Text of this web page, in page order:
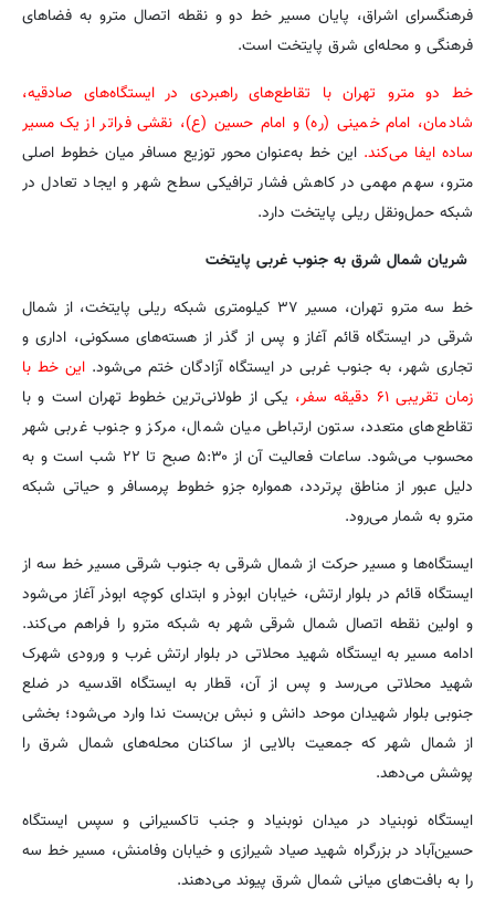
فرهنگسرای اشراق، پایان مسیر خط دو و نقطه اتصال مترو به فضاهای
فرهنگی و محله‌ای شرق پایتخت است.
خط دو مترو تهران با تقاطع‌های راهبردی در ایستگاه‌های صادقیه،
شادمان، امام خمینی (ره) و امام حسین (ع)، نقشی فراتر از یک مسیر
ساده ایفا می‌کند. این خط به‌عنوان محور توزیع مسافر میان خطوط اصلی
مترو، سهم مهمی در کاهش فشار ترافیکی سطح شهر و ایجاد تعادل در
شبکه حمل‌ونقل ریلی پایتخت دارد.
شریان شمال شرق به جنوب غربی پایتخت
خط سه مترو تهران، مسیر ۳۷ کیلومتری شبکه ریلی پایتخت، از شمال
شرقی در ایستگاه قائم آغاز و پس از گذر از هسته‌های مسکونی، اداری و
تجاری شهر، به جنوب غربی در ایستگاه آزادگان ختم می‌شود. این خط با
زمان تقریبی ۶۱ دقیقه سفر،
یکی از طولانی‌ترین خطوط تهران است و با
تقاطع‌های متعدد، ستون ارتباطی میان شمال، مرکز و جنوب غربی شهر
محسوب می‌شود. ساعات فعالیت آن از ۵:۳۰ صبح تا ۲۲ شب است و به
دلیل عبور از مناطق پرتردد، همواره جزو خطوط پرمسافر و حیاتی شبکه
مترو به شمار می‌رود.
ایستگاه‌ها و مسیر حرکت از شمال شرقی به جنوب شرقی مسیر خط سه از
ایستگاه قائم در بلوار ارتش، خیابان ابوذر و ابتدای کوچه ابوذر آغاز می‌شود
و اولین نقطه اتصال شمال شرقی شهر به شبکه مترو را فراهم می‌کند.
ادامه مسیر به ایستگاه شهید محلاتی در بلوار ارتش غرب و ورودی شهرک
شهید محلاتی می‌رسد و پس از آن، قطار به ایستگاه اقدسیه در ضلع
جنوبی بلوار شهیدان موحد دانش و نبش بن‌بست ندا وارد می‌شود؛ بخشی
از شمال شهر که جمعیت بالایی از ساکنان محله‌های شمال شرق را
پوشش می‌دهد.
ایستگاه نوبنیاد در میدان نوبنیاد و جنب تاکسیرانی و سپس ایستگاه
حسین‌آباد در بزرگراه شهید صیاد شیرازی و خیابان وفامنش، مسیر خط سه
را به بافت‌های میانی شمال شرق پیوند می‌دهند.